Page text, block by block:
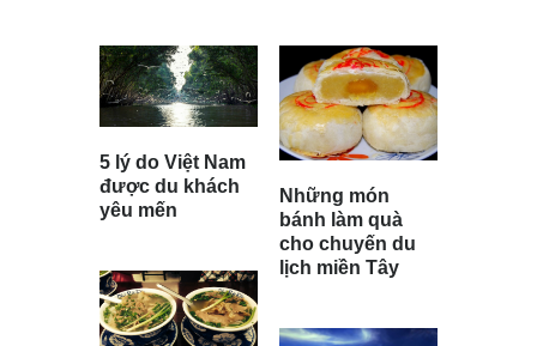
5 lý do Việt Nam
được du khách
yêu mến
Những món
bánh làm quà
cho chuyến du
lịch miền Tây